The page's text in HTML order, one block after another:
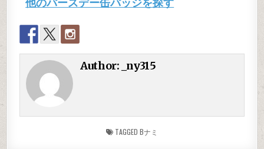
他のバースデー缶バッジを探す
Author: _ny315
TAGGED Bナミ